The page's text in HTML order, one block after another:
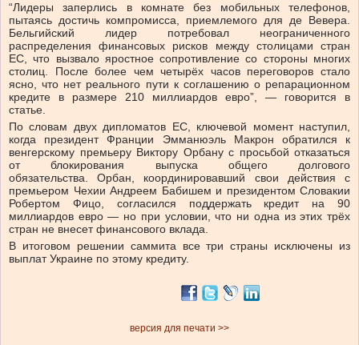
“Лидеры заперлись в комнате без мобильных телефонов,
пытаясь достичь компромисса, приемлемого для де Вевера.
Бельгийский лидер потребовал неограниченного
распределения финансовых рисков между столицами стран
ЕС, что вызвало яростное сопротивление со стороны многих
столиц. После более чем четырёх часов переговоров стало
ясно, что нет реального пути к соглашению о репарационном
кредите в размере 210 миллиардов евро”, — говорится в
статье.
По словам двух дипломатов ЕС, ключевой момент наступил,
когда президент Франции Эмманюэль Макрон обратился к
венгерскому премьеру Виктору Орбану с просьбой отказаться
от блокирования выпуска общего долгового
обязательства. Орбан, координировавший свои действия с
премьером Чехии Андреем Бабишем и президентом Словакии
Робертом Фицо, согласился поддержать кредит на 90
миллиардов евро — но при условии, что ни одна из этих трёх
стран не внесет финансового вклада.
В итоговом решении саммита все три страны исключены из
выплат Украине по этому кредиту.
версия для печати >>